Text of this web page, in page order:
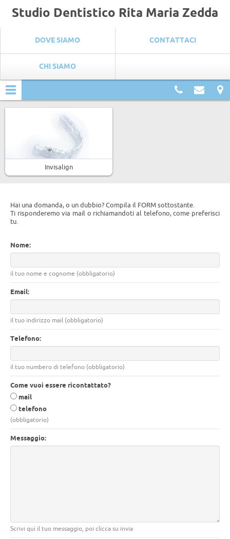
Studio Dentistico Rita Maria Zedda
DOVE SIAMO CONTATTACI
CHI SIAMO
CASI CLINICI
Invisalign
Hai una domanda, o un dubbio? Compila il FORM sottostante.
Ti risponderemo via mail o richiamandoti al telefono, come preferisci
tu.
Nome:
il tuo nome e cognome (obbligatorio)
Email:
il tuo indirizzo mail (obbligatorio)
Telefono:
il tuo numbero di telefono (obbligatorio)
Come vuoi essere ricontattato?
mail
telefono
(obbligatorio)
Messaggio:
Scrivi qui il tuo messaggio, poi clicca su invia